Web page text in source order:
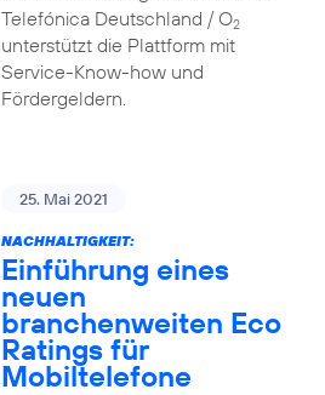
Telefónica Deutschland / O2
unterstützt die Plattform mit
Service-Know-how und
Fördergeldern.
25. Mai 2021
NACHHALTIGKEIT:
Einführung eines
neuen
branchenweiten Eco
Ratings für
Mobiltelefone